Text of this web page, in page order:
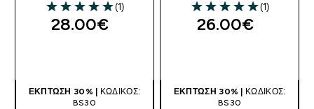
5 out of 5 stars
(1)
28.00€‎
ΈΚΠΤΩΣΗ 30% |
ΚΩΔΙΚΌΣ:
BS30
5 out of 5 stars
(1)
26.00€‎
ΈΚΠΤΩΣΗ 30% |
ΚΩΔΙΚΌΣ:
BS30